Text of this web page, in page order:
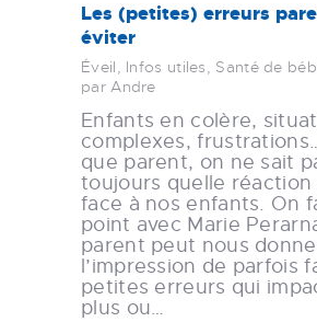
Les (petites) erreurs
éviter
Éveil, Infos utiles, Santé de
par Andre
Enfants en colère,
complexes,
que parent, on ne sait
toujours quelle
face à nos enfants. On
point avec Marie
parent peut nous
l’impression de parfois
petites erreurs qui
plus ou…